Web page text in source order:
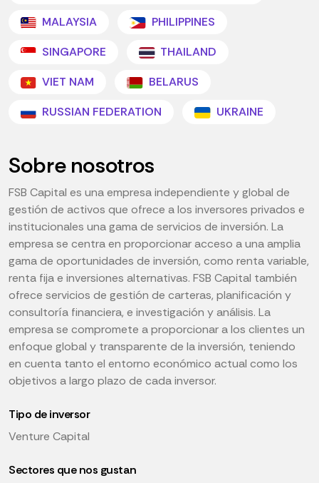
MALAYSIA
PHILIPPINES
SINGAPORE
THAILAND
VIET NAM
BELARUS
RUSSIAN FEDERATION
UKRAINE
Sobre nosotros
FSB Capital es una empresa independiente y global de
gestión de activos que ofrece a los inversores privados e
institucionales una gama de servicios de inversión. La
empresa se centra en proporcionar acceso a una amplia
gama de oportunidades de inversión, como renta variable,
renta fija e inversiones alternativas. FSB Capital también
ofrece servicios de gestión de carteras, planificación y
consultoría financiera, e investigación y análisis. La
empresa se compromete a proporcionar a los clientes un
enfoque global y transparente de la inversión, teniendo
en cuenta tanto el entorno económico actual como los
objetivos a largo plazo de cada inversor.
Tipo de inversor
Venture Capital
Sectores que nos gustan